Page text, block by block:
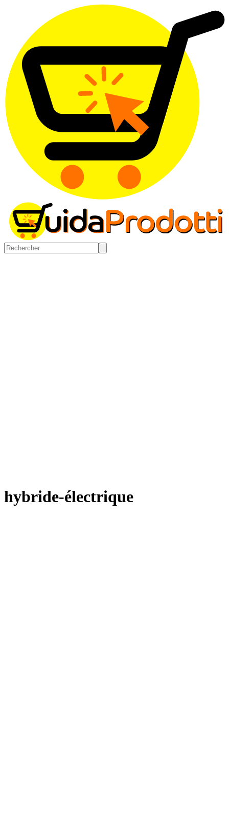
hybride-électrique